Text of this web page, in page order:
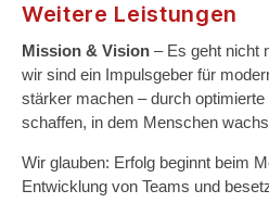
Weitere Leistungen
Mission & Vision – Es geht nicht
wir sind ein Impulsgeber für
stärker machen – durch
schaffen, in dem Menschen
Wir glauben: Erfolg beginnt beim
Entwicklung von Teams und